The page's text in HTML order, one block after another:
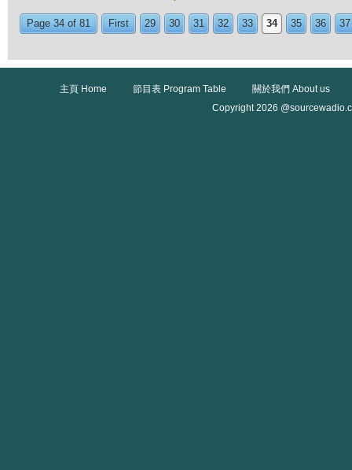
Page 34 of 81 First 29 30 31 32 33 34 35 36 37
主頁 Home 節目表 Program Table
關於我們 About us
Copyright 2026